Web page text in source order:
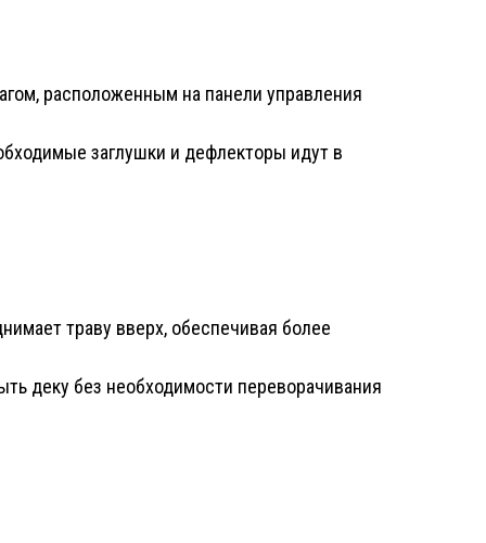
расположенным на панели управления
заглушки и дефлекторы идут в
траву вверх, обеспечивая более
деку без необходимости переворачивания